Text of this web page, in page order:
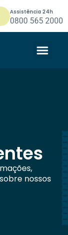
Assistência 24h
0800 565 2000
nossos